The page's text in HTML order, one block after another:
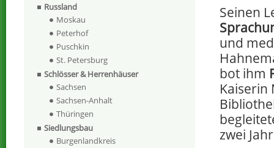
Seinen
und
bot ihm
Kaiserin
zwei
Russland
Moskau
Peterhof
Puschkin
St. Petersburg
Schlösser & Herrenhäuser
Sachsen
Sachsen-Anhalt
Thüringen
Siedlungsbau
Burgenlandkreis